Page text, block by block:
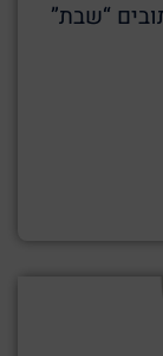
“שבת”